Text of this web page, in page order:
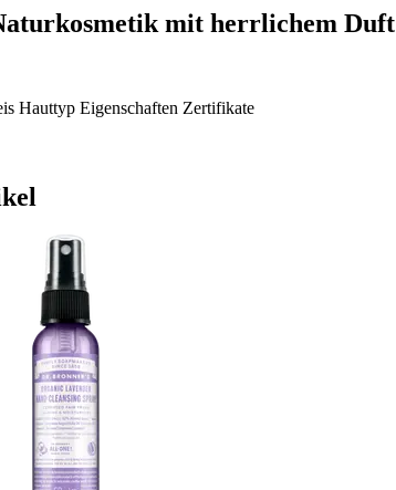
mit herrlichem Duft
Hauttyp Eigenschaften Zertifikate